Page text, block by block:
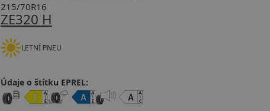
ZE320 H
215/70R16
LETNÍ PNEU
Údaje o štítku EPREL: